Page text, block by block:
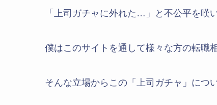
「上司ガチャに外れた…」と不公平を嘆
僕はこのサイトを通して様々な方の転職
そんな立場からこの「上司ガチャ」につ